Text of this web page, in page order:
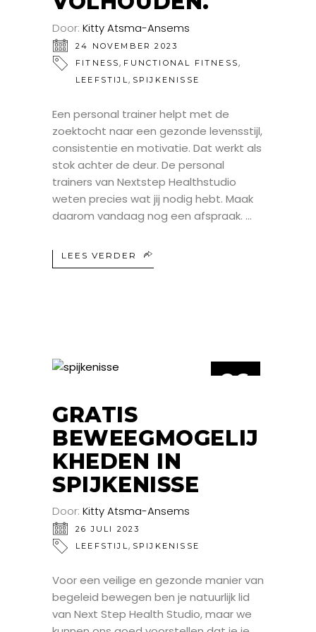
Door: Kitty Atsma-Ansems
24 NOVEMBER 2023
FITNESS, FUNCTIONAL FITNESS,
LEEFSTIJL, SPIJKENISSE
Een personal trainer helpt met de
zoektocht naar een gezonde levensstijl,
consistentie en motivatie. Dat werkt als
stok achter de deur. De personal
trainers van Nextstep Healthstudio
weten precies wat jij nodig hebt. Maak
daarom vandaag nog een afspraak.
LEES VERDER
26
GRATIS
BEWEEGMOGELIJ
KHEDEN IN
SPIJKENISSE
Door: Kitty Atsma-Ansems
26 JULI 2023
LEEFSTIJL , SPIJKENISSE
Voor een veilige en gezonde manier van
begeleid bewegen ben je natuurlijk lid
van Next Step Health Studio, maar we